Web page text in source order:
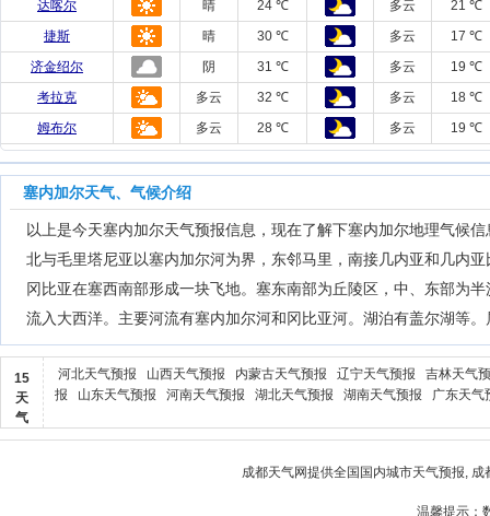
达喀尔
晴 24 ℃ 多云
21 ℃
捷斯
晴 30 ℃ 多云
17 ℃
济金绍尔
阴 31 ℃ 多云
19 ℃
考拉克
多云 32 ℃ 多云
18 ℃
姆布尔
多云 28 ℃ 多云 19 ℃
塞内加尔天气、气候介绍
以上是今天塞内加尔天气预报信息，现在了解下塞内加尔地理气候
北与毛里塔尼亚以塞内加尔河为界，东邻马里，南接几内亚和几内
冈比亚在塞西南部形成一块飞地。塞东南部为丘陵区，中、东部为
流入大西洋。主要河流有塞内加尔河和冈比亚河。湖泊有盖尔湖等
15
天
气
河北天气预报 山西天气预报 内蒙古天气预报 辽宁天气预报
吉林天气
报
山东天气预报 河南天气预报 湖北天气预报 湖南天气预报 广东天气
成都天气网提供全国国内城市天气预报, 成
温馨提示：